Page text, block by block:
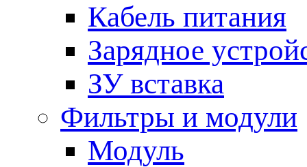
Кабель питания
Зарядное
ЗУ вставка
Фильтры и модули
Модуль